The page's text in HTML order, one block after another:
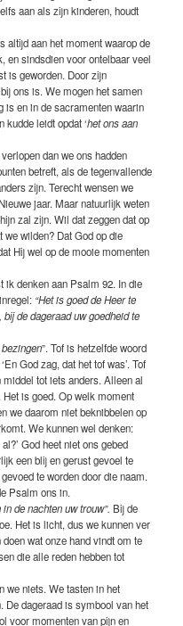
aan als zijn kinderen, houdt
altijd aan het moment waarop de
en sindsdien voor ontelbaar veel
is geworden. Door zijn
ons is. We mogen het samen
is en in de sacramenten waarin
kudde leidt opdat ‘het ons aan
dan we ons hadden
betreft, als de tegenvallende
zijn. Terecht wensen we
jaar. Maar natuurlijk weten
zal zijn. Wil dat zeggen dat op
wilden? Dat God op die
Hij wel op de mooie momenten
ik denken aan Psalm 92. In die
“Het is goed de Heer te
de dageraad uw goedheid te
”. Tof is hetzelfde woord
God zag, dat het tof was’. Tof
tot iets anders. Alleen al
is goed. Op welk moment
we daarom niet beknibbelen op
We kunnen wel denken:
God heet niet ons gebed
een blij en gerust gevoel te
te worden door die naam.
Psalm ons in.
de nachten uw trouw”. Bij de
Het is licht, dus we kunnen ver
wat onze hand vindt om te
die alle reden hebben tot
we niets. We tasten in het
De dageraad is symbool van het
voor momenten van pijn en